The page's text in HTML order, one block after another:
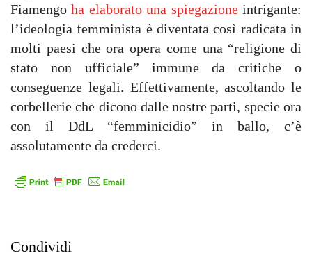
Fiamengoha elaborato una spiegazioneintrigante:
l’ideologia femminista è diventata così radicata in
molti paesi che ora opera come una “religione di
stato non ufficiale” immune da critiche o
conseguenze legali. Effettivamente, ascoltando le
corbellerie che dicono dalle nostre parti, specie ora
con il DdL “femminicidio” in ballo, c’è
assolutamente da crederci.
Condividi